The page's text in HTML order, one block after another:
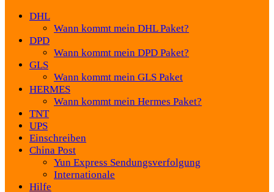
DHL
Wann kommt mein DHL Paket?
DPD
Wann kommt mein DPD Paket?
GLS
Wann kommt mein GLS Paket
HERMES
Wann kommt mein Hermes Paket?
TNT
UPS
Einschreiben
China Post
Yun Express Sendungsverfolgung
Internationale
Hilfe